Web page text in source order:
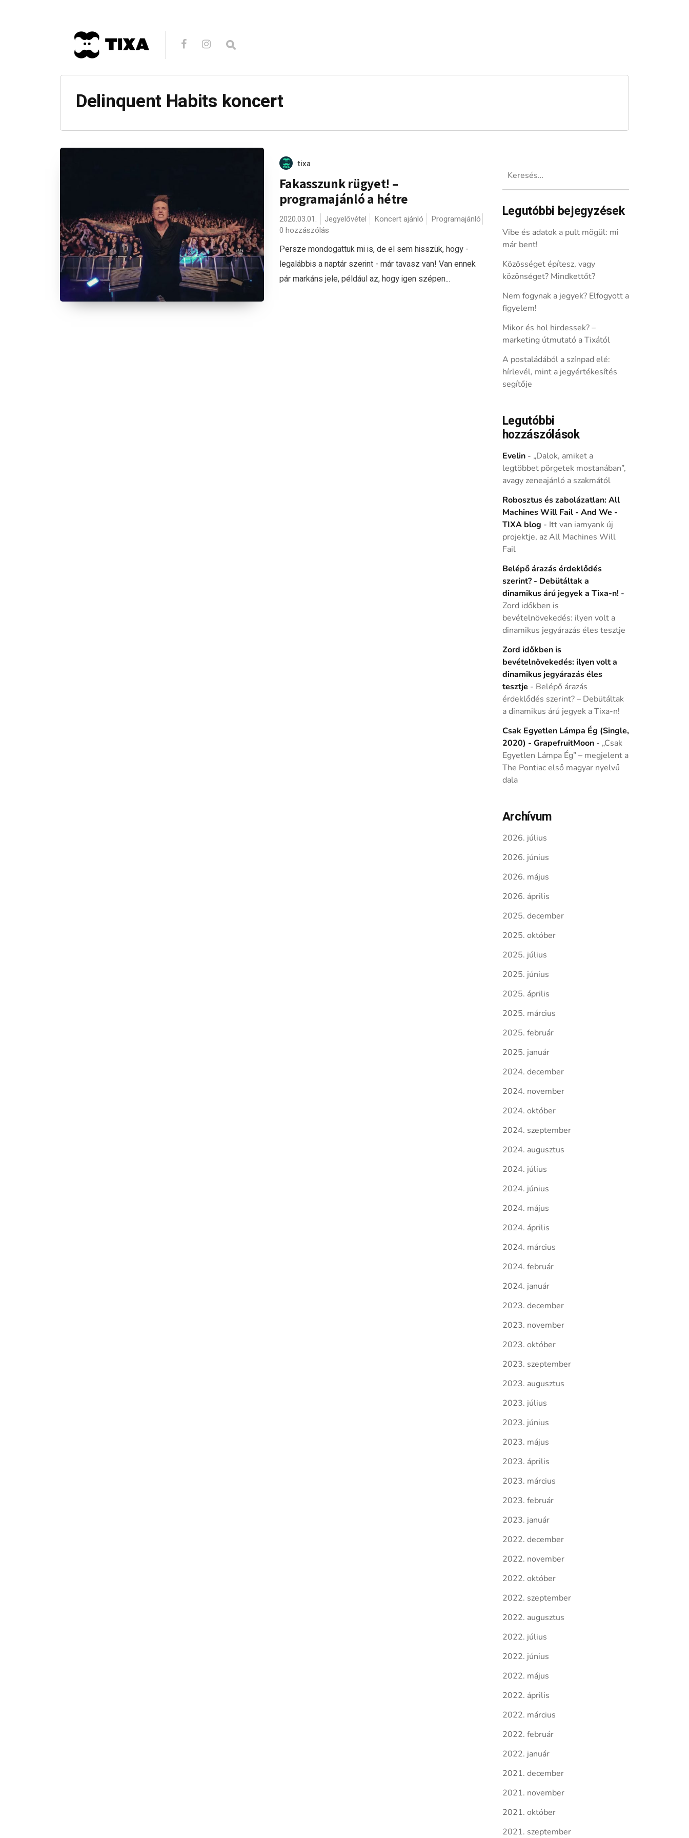
Delinquent Habits koncert
tixa
Fakasszunk rügyet! –
programajánló a hétre
2020.03.01. Jegyelővétel Koncert ajánló
Programajánló
0 hozzászólás
Persze mondogattuk mi is, de el sem hisszük, hogy -
legalábbis a naptár szerint - már tavasz van! Van ennek
pár markáns jele, például az, hogy igen szépen...
Legutóbbi bejegyzések
Vibe és adatok a pult mögül: mi
már bent!
Közösséget építesz, vagy
közönséget? Mindkettőt?
Nem fogynak a jegyek? Elfogyott a
figyelem!
Mikor és hol hirdessek? –
marketing útmutató a Tixától
A postaládából a színpad elé:
hírlevél, mint a jegyértékesítés
segítője
Legutóbbi
hozzászólások
Evelin- „Dalok, amiket a
legtöbbet pörgetek mostanában”,
avagy zeneajánló a szakmától
Robosztus és zabolázatlan: All
Machines Will Fail - And We -
TIXA blog - Itt van iamyank új
projektje, az All Machines Will
Fail
Belépő árazás érdeklődés
szerint? - Debütáltak a
dinamikus árú jegyek a Tixa-n! -
Zord időkben is
bevételnövekedés: ilyen volt a
dinamikus jegyárazás éles tesztje
Zord időkben is
bevételnövekedés: ilyen volt a
dinamikus jegyárazás éles
tesztje - Belépő árazás
érdeklődés szerint? – Debütáltak
a dinamikus árú jegyek a Tixa-n!
Csak Egyetlen Lámpa Ég (Single,
2020) - GrapefruitMoon- „Csak
Egyetlen Lámpa Ég” – megjelent a
The Pontiac első magyar nyelvű
dala
Archívum
2026. július
2026. június
2026. május
2026. április
2025. december
2025. október
2025. július
2025. június
2025. április
2025. március
2025. február
2025. január
2024. december
2024. november
2024. október
2024. szeptember
2024. augusztus
2024. július
2024. június
2024. május
2024. április
2024. március
2024. február
2024. január
2023. december
2023. november
2023. október
2023. szeptember
2023. augusztus
2023. július
2023. június
2023. május
2023. április
2023. március
2023. február
2023. január
2022. december
2022. november
2022. október
2022. szeptember
2022. augusztus
2022. július
2022. június
2022. május
2022. április
2022. március
2022. február
2022. január
2021. december
2021. november
2021. október
2021. szeptember